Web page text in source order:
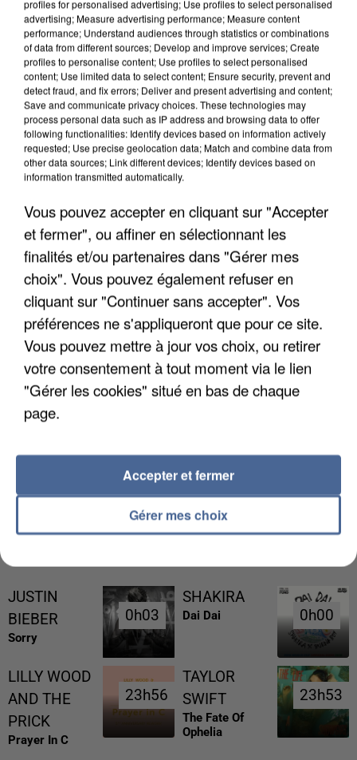
APRÈS TOUTES CES CANICULES, LES REFUGES
DE FAUNE SAUVAGE SONT...
JUSTIN
BIEBER
Sorry
0h03
0h03
SHAKIRA
Dai Dai 0h00
0h00
LILLY WOOD
AND THE
PRICK
Prayer In C
23h56
23h56
TAYLOR
SWIFT
The Fate Of
Ophelia
23h53
23h53
profiles for personalised advertising; Use profiles to select personalised
advertising; Measure advertising performance; Measure content
performance; Understand audiences through statistics or combinations
of data from different sources; Develop and improve services; Create
profiles to personalise content; Use profiles to select personalised
content; Use limited data to select content; Ensure security, prevent and
detect fraud, and fix errors; Deliver and present advertising and content;
Save and communicate privacy choices. These technologies may
process personal data such as IP address and browsing data to offer
following functionalities: Identify devices based on information actively
requested; Use precise geolocation data; Match and combine data from
other data sources; Link different devices; Identify devices based on
information transmitted automatically.
Vous pouvez accepter en cliquant sur "Accepter
et fermer", ou affiner en sélectionnant les
finalités et/ou partenaires dans "Gérer mes
choix". Vous pouvez également refuser en
cliquant sur "Continuer sans accepter". Vos
préférences ne s'appliqueront que pour ce site.
Vous pouvez mettre à jour vos choix, ou retirer
votre consentement à tout moment via le lien
"Gérer les cookies" situé en bas de chaque
page.
Gérer mes choix
Accepter et fermer